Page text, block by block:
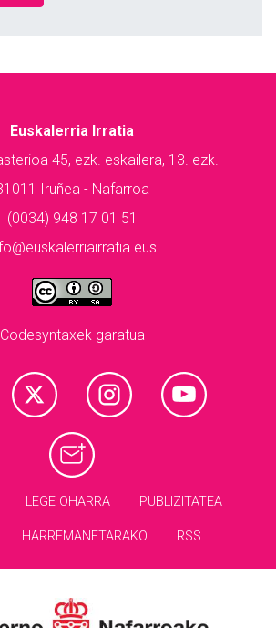
Euskalerria Irratia
45, ezk. eskailera, 13. ezk.
Iruñea - Nafarroa
(0034) 948 17 01 51
Codesyntaxek garatua
LEGE OHARRA PUBLIZITATEA
HARREMANETARAKO RSS